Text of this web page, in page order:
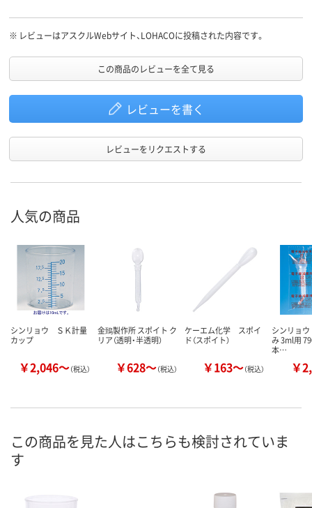
おすすめです。
※ レビューはアスクルWebサイト、LOHACOに投稿された内容です。
この商品のレビューを全て見る
レビューを書く
レビューをリクエストする
人気の商品
シンリョウ ＳＫ計量
カップ
￥2,046～（税込）
金鵄製作所 スポイト ク
リア（透明・半透明）
￥628～（税込）
ケーエム化学 スポイ
ド（スポイト）
￥163～（税込）
シンリョ
み 3ml用
本…
￥
この商品を見た人はこちらも検討されていま
す